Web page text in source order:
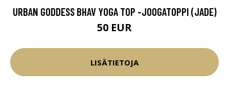
URBAN GODDESS BHAV YOGA TOP -JOOGATOPPI (JADE)
50 EUR
LISÄTIETOJA